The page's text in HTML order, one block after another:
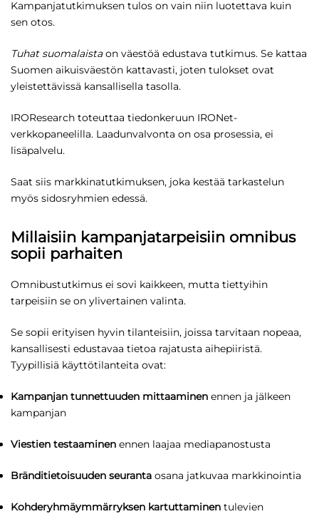
Kampanjatutkimuksen tulos on vain niin luotettava kuin
sen otos.
Tuhat suomalaistaon väestöä edustava tutkimus. Se kattaa
Suomen aikuisväestön kattavasti, joten tulokset ovat
yleistettävissä kansallisella tasolla.
IROResearch toteuttaa tiedonkeruun IRONet-
verkkopaneelilla. Laadunvalvonta on osa prosessia, ei
lisäpalvelu.
Saat siis markkinatutkimuksen, joka kestää tarkastelun
myös sidosryhmien edessä.
Millaisiin kampanjatarpeisiin omnibus
sopii parhaiten
Omnibustutkimus ei sovi kaikkeen, mutta tiettyihin
tarpeisiin se on ylivertainen valinta.
Se sopii erityisen hyvin tilanteisiin, joissa tarvitaan nopeaa,
kansallisesti edustavaa tietoa rajatusta aihepiiristä.
Tyypillisiä käyttötilanteita ovat:
Kampanjan tunnettuuden mittaaminen ennen ja jälkeen
kampanjan
Viestien testaaminen ennen laajaa mediapanostusta
Bränditietoisuuden seuranta osana jatkuvaa markkinointia
Kohderyhmäymmärryksen kartuttaminen tulevien